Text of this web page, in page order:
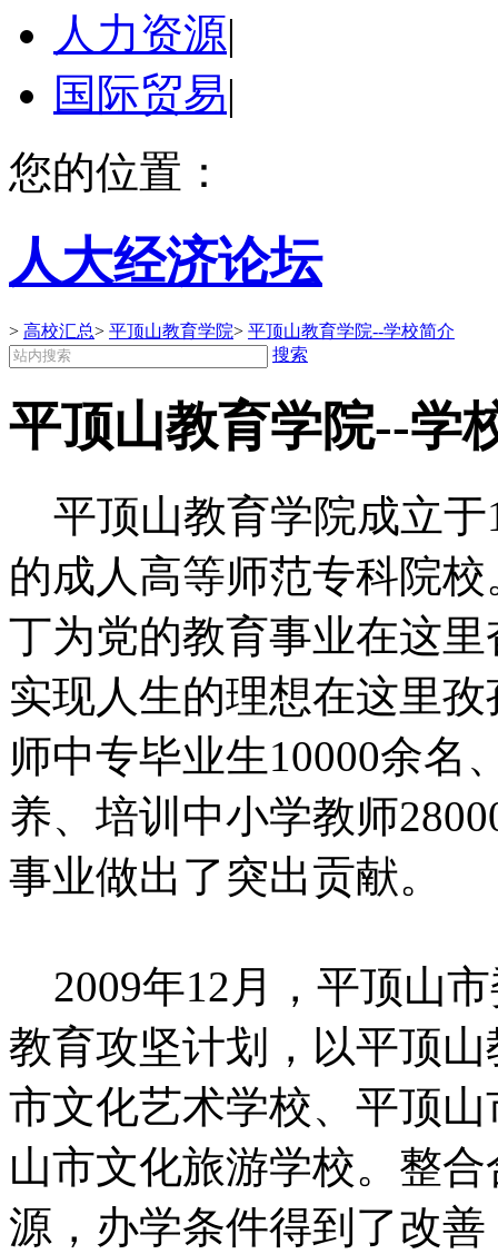
人力资源|
国际贸易|
您的位置：
人大经济论坛
> 高校汇总> 平顶山教育学院> 平顶山教育学院--学校简介
搜索
平顶山教育学院--学
平顶山教育学院成立于
的成人高等师范专科院
丁为党的教育事业在这
实现人生的理想在这里
师中专毕业生10000余名
养、培训中小学教师
事业做出了突出贡献。
2009年12月，平顶山
教育攻坚计划，以平顶
市文化艺术学校、平顶
山市文化旅游学校。整
源，办学条件得到了改